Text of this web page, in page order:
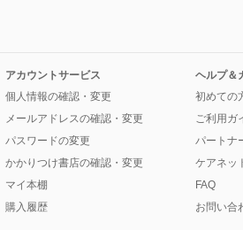
アカウントサービス
個人情報の確認・変更
メールアドレスの確認・変更
パスワードの変更
かかりつけ書店の確認・変更
マイ本棚
購入履歴
ヘルプ＆
初めての
ご利用ガ
パートナ
ケアネッ
FAQ
お問い合